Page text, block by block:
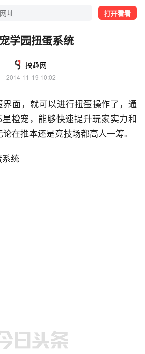
打开看看
学园扭蛋系统
搞趣网
2014-11-19 10:02
界面，就可以进行扭蛋操作了，通
橙宠，能够快速提升玩家实力和
在推本还是竞技场都高人一筹。